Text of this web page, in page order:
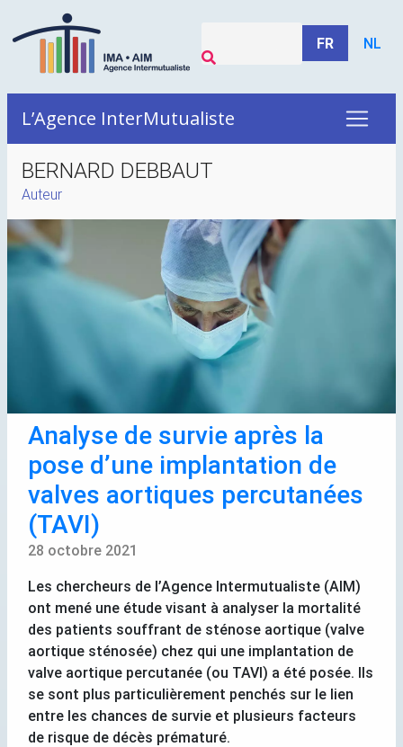
FR NL
L’Agence InterMutualiste
BERNARD DEBBAUT
Auteur
Analyse de survie après la
pose d’une implantation de
valves aortiques percutanées
(TAVI)
28 octobre 2021
Les chercheurs de l’Agence Intermutualiste (AIM)
ont mené une étude visant à analyser la mortalité
des patients souffrant de sténose aortique (valve
aortique sténosée) chez qui une implantation de
valve aortique percutanée (ou TAVI) a été posée. Ils
se sont plus particulièrement penchés sur le lien
entre les chances de survie et plusieurs facteurs
de risque de décès prématuré.